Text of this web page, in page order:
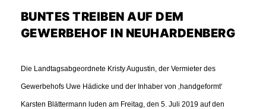
BUNTES TREIBEN AUF DEM
GEWERBEHOF IN NEUHARDENBERG
Die Landtagsabgeordnete Kristy Augustin, der Vermieter des
Gewerbehofs Uwe Hädicke und der Inhaber von ‚handgeformt‘
Karsten Blättermann luden am Freitag, den 5. Juli 2019 auf den